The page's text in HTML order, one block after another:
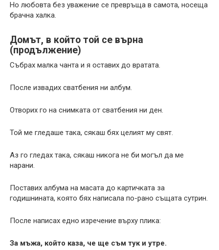
Но любовта без уважение се превръща в самота, носеща
брачна халка.
Домът, в който той се върна
(продължение)
Събрах малка чанта и я оставих до вратата.
После извадих сватбения ни албум.
Отворих го на снимката от сватбения ни ден.
Той ме гледаше така, сякаш бях целият му свят.
Аз го гледах така, сякаш никога не би могъл да ме
нарани.
Поставих албума на масата до картичката за
годишнината, която бях написала по-рано същата сутрин.
После написах едно изречение върху плика:
За мъжа, който каза, че ще съм тук и утре.